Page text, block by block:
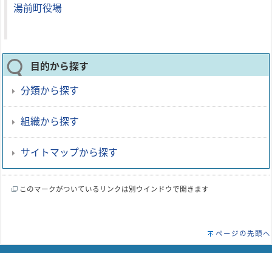
湯前町役場
目的から探す
分類から探す
組織から探す
サイトマップから探す
このマークがついているリンクは別ウインドウで開きます
ページの先頭へ